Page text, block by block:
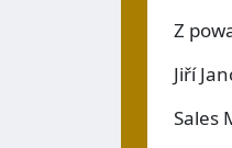
Z
Jiří
Sales